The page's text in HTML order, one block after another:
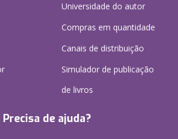
Universidade do autor
Compras em quantidade
Canais de distribuição
Simulador de publicação
de livros
Precisa de ajuda?